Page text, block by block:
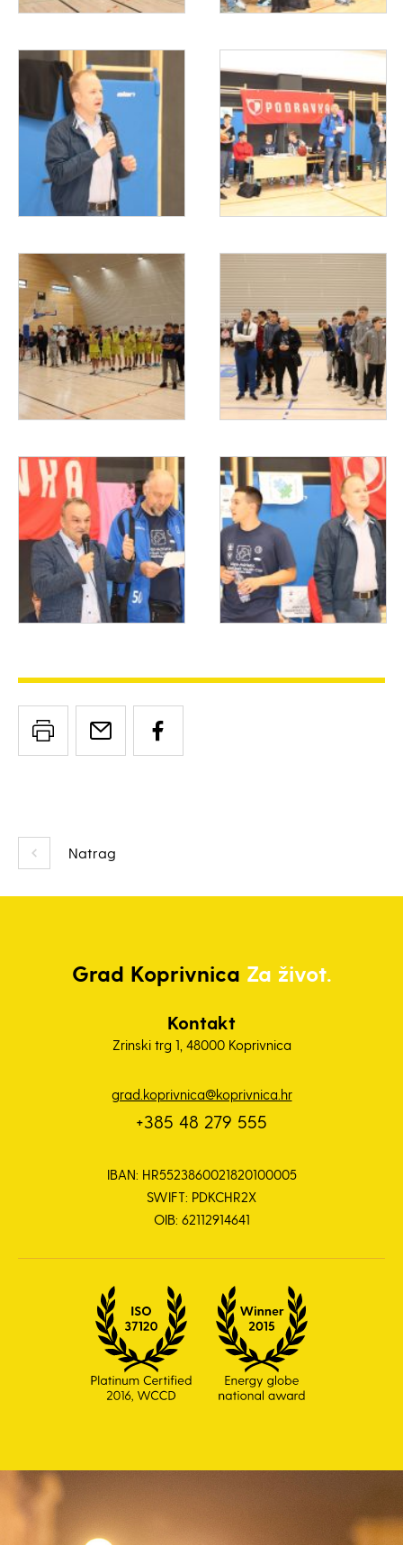
Natrag
Grad Koprivnica Za život.
Kontakt
Zrinski trg 1, 48000 Koprivnica
grad.koprivnica@koprivnica.hr
+385 48 279 555
IBAN: HR5523860021820100005
SWIFT: PDKCHR2X
OIB: 62112914641